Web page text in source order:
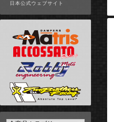
日本公式ウェブサイト